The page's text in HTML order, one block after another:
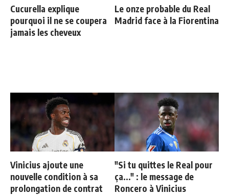
Cucurella explique
pourquoi il ne se coupera
jamais les cheveux
Le onze probable du Real
Madrid face à la Fiorentina
Vinicius ajoute une
nouvelle condition à sa
prolongation de contrat
"Si tu quittes le Real pour
ça..." : le message de
Roncero à Vinicius